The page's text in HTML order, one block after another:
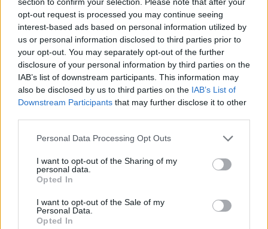
opt-out request is processed you may continue seeing
interest-based ads based on personal information utilized by
us or personal information disclosed to third parties prior to
your opt-out. You may separately opt-out of the further
disclosure of your personal information by third parties on the
IAB’s list of downstream participants. This information may
also be disclosed by us to third parties on the IAB’s List of
Downstream Participants that may further disclose it to other
Personal Data Processing Opt Outs
I want to opt-out of the Sharing of my
personal data.
Opted In
I want to opt-out of the Sale of my
Personal Data.
Opted In
NextPort desarrollará un proyecto pionero de
La Lonja para agilizar la operativa portuaria
Leer más
15 febrero 2023
Startups de La Lonja de la Innovación
Leer más